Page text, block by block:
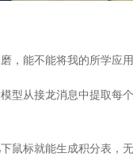
，能不能将我的所学应
型从接龙消息中提取每
鼠标就能生成积分表，